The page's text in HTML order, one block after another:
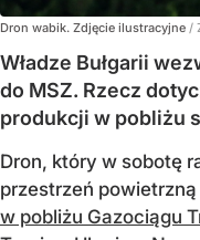
Dron wabik. Zdjęcie ilustracyjne /
Władze Bułgarii
do MSZ. Rzecz
produkcji w pobliżu
Dron, który w sobotę
przestrzeń
w pobliżu Gazociągu